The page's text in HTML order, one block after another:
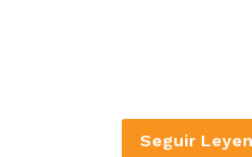
Seguir